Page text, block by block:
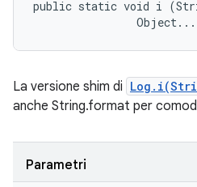
public static void i
La versione shim di
anche String.format per
Parametri